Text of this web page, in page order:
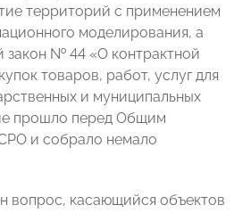
территорий с применением
моделирования, а
закон № 44 «О контрактной
товаров, работ, услуг для
и муниципальных
прошло перед Общим
и собрало немало
вопрос, касающийся объектов